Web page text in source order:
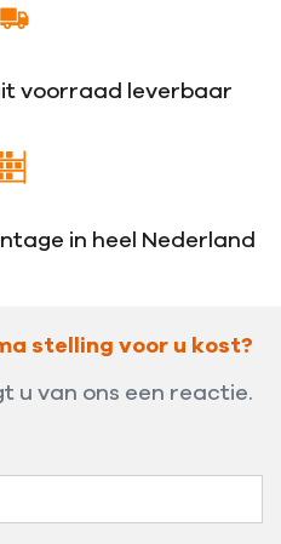
voorraad leverbaar
in heel Nederland
stelling voor u kost?
u van ons een reactie.